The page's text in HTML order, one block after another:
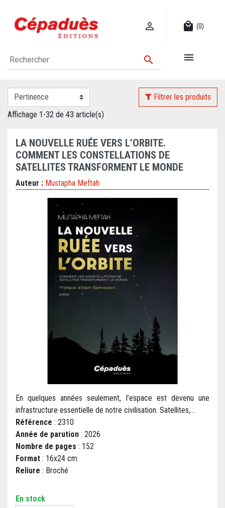
 local_mall (0)
 
Filtrer les produits
Affichage 1-32 de 43 article(s)
LA NOUVELLE RUÉE VERS L’ORBITE.
COMMENT LES CONSTELLATIONS DE
SATELLITES TRANSFORMENT LE MONDE
Auteur : Mustapha Meftah
En quelques années seulement, l’espace est devenu une
infrastructure essentielle de notre civilisation. Satellites,...
Référence : 2310
Année de parution : 2026
Nombre de pages : 152
Format : 16x24 cm
Reliure : Broché
En stock